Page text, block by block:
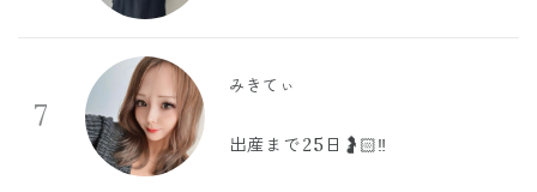
7
みきてぃ
出産まで25日🤰🏻‼️